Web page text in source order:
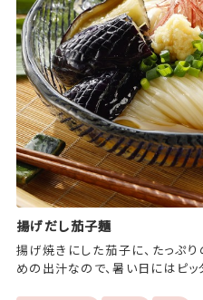
揚げだし茄子麺
揚げ焼きにした茄子に、たっぷ
めの出汁なので、暑い日にはピッ